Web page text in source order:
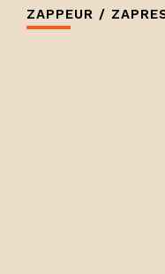
ZAPPEUR /